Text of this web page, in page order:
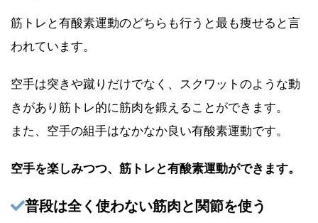
筋トレと有酸素運動のどちらも行うと最も痩せると言
われています。
空手は突きや蹴りだけでなく、スクワットのような動
きがあり筋トレ的に筋肉を鍛えることができます。
また、空手の組手はなかなか良い有酸素運動です。
空手を楽しみつつ、筋トレと有酸素運動ができます。
普段は全く使わない筋肉と関節を使う